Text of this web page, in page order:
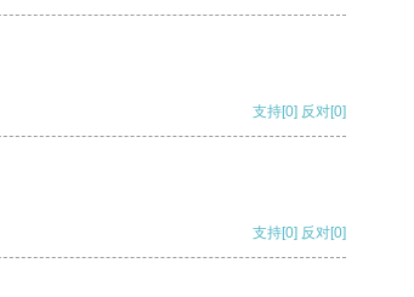
支持[0] 反对[0]
支持[0] 反对[0]